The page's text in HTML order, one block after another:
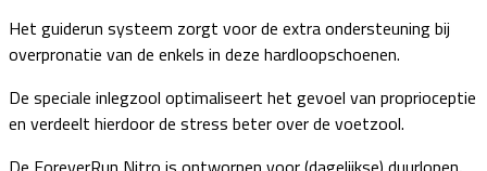
Het guiderun systeem zorgt voor de extra ondersteuning bij
overpronatie van de enkels in deze hardloopschoenen.
De speciale inlegzool optimaliseert het gevoel van proprioceptie
en verdeelt hierdoor de stress beter over de voetzool.